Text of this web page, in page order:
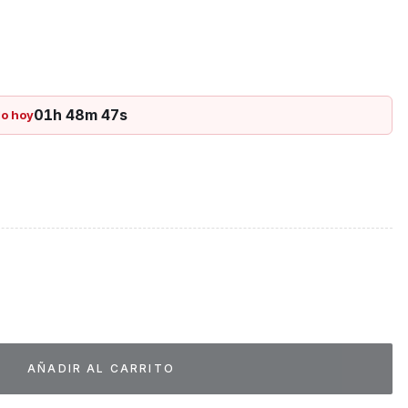
hoy01h 48m 47s
médicos cantidad
AÑADIR AL CARRITO